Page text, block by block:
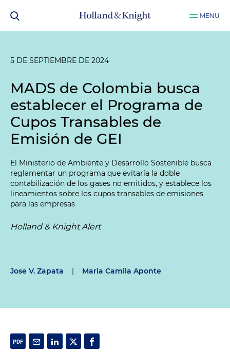
MENU
5 DE SEPTIEMBRE DE 2024
MADS de Colombia busca
establecer el Programa de
Cupos Transables de
Emisión de GEI
El Ministerio de Ambiente y Desarrollo Sostenible busca
reglamentar un programa que evitaría la doble
contabilización de los gases no emitidos, y establece los
lineamientos sobre los cupos transables de emisiones
para las empresas
Holland & Knight Alert
Jose V. Zapata | Maria Camila Aponte